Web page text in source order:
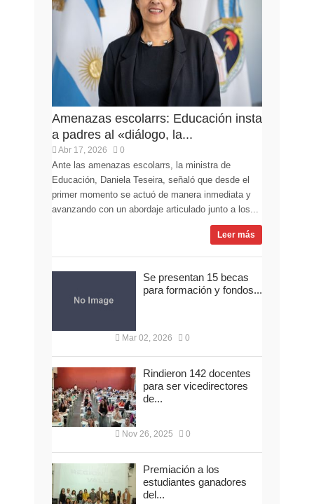
Amenazas escolarrs: Educación insta
a padres al «diálogo, la...
Abr 17, 2026 0
Ante las amenazas escolarrs, la ministra de
Educación, Daniela Teseira, señaló que desde el
primer momento se actuó de manera inmediata y
avanzando con un abordaje articulado junto a los...
Leer más
Se presentan 15 becas
para formación y fondos...
Mar 02, 2026 0
Rindieron 142 docentes
para ser vicedirectores
de...
Nov 26, 2025 0
Premiación a los
estudiantes ganadores
del...